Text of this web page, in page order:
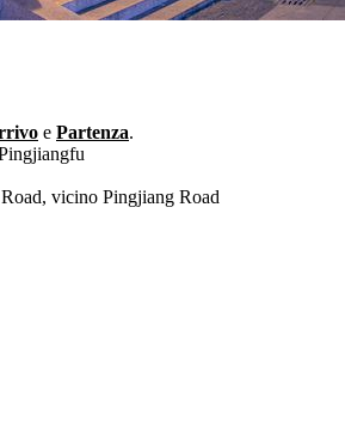
e Partenza.
vicino Pingjiang Road